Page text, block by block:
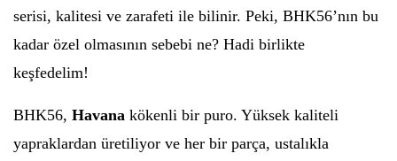
serisi, kalitesi ve zarafeti ile bilinir. Peki, BHK56’nın bu
kadar özel olmasının sebebi ne? Hadi birlikte
keşfedelim!
BHK56, Havana kökenli bir puro. Yüksek kaliteli
yapraklardan üretiliyor ve her bir parça, ustalıkla